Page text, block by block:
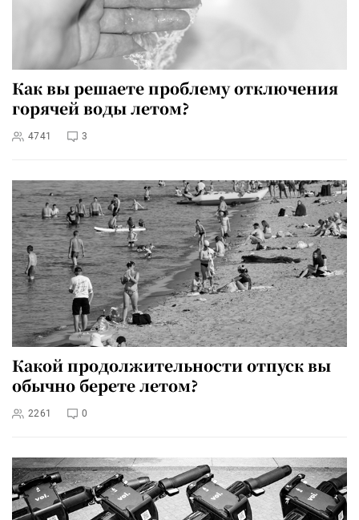
Как вы решаете проблему отключения
горячей воды летом?
4741 3
Какой продолжительности отпуск вы
обычно берете летом?
2261 0